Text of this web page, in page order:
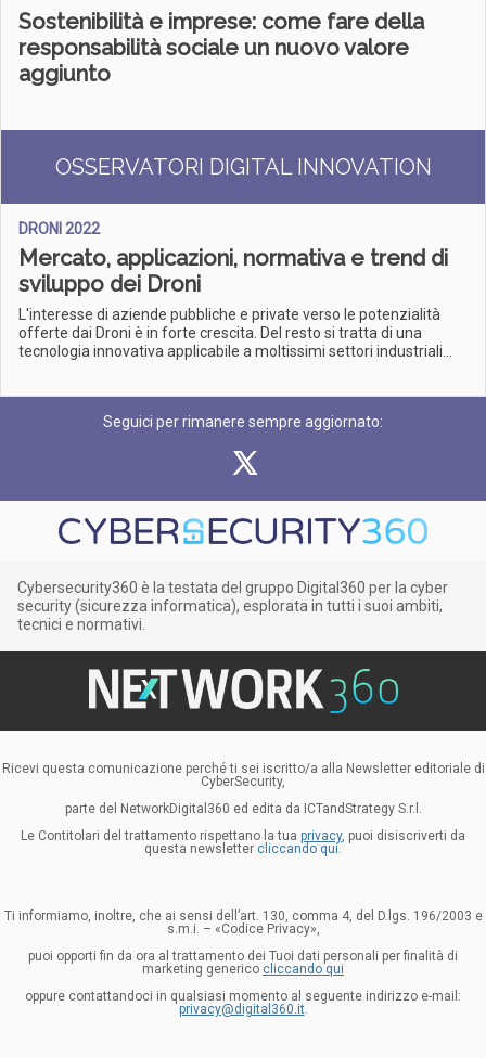
Sostenibilità e imprese: come fare della
responsabilità sociale un nuovo valore
aggiunto
OSSERVATORI DIGITAL INNOVATION
DRONI 2022
Mercato, applicazioni, normativa e trend di
sviluppo dei Droni
L'interesse di aziende pubbliche e private verso le potenzialità
offerte dai Droni è in forte crescita. Del resto si tratta di una
tecnologia innovativa applicabile a moltissimi settori industriali...
Seguici per rimanere sempre aggiornato:
Cybersecurity360 è la testata del gruppo Digital360 per la cyber
security (sicurezza informatica), esplorata in tutti i suoi ambiti,
tecnici e normativi.
Ricevi questa comunicazione perché ti sei iscritto/a alla Newsletter editoriale di
CyberSecurity,
parte del NetworkDigital360 ed edita da ICTandStrategy S.r.l.
Le Contitolari del trattamento rispettano la tua privacy, puoi disiscriverti da
questa newsletter cliccando qui.
Ti informiamo, inoltre, che ai sensi dell’art. 130, comma 4, del D.lgs. 196/2003 e
s.m.i. – «Codice Privacy»,
puoi opporti fin da ora al trattamento dei Tuoi dati personali per finalità di
marketing generico cliccando qui
oppure contattandoci in qualsiasi momento al seguente indirizzo e-mail:
privacy@digital360.it.